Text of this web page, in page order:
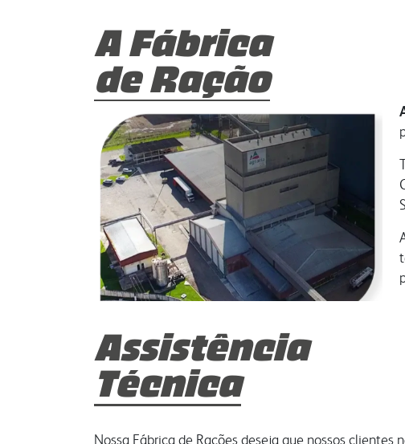
A Fábrica
de Ração
Assistência
Técnica
Nossa Fábrica de Rações deseja que nossos clientes